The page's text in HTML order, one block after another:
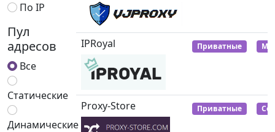
По IP
Пул
адресов
Все
Статические
Динамические
IPRoyal Приватные
Proxy-Store Приватные